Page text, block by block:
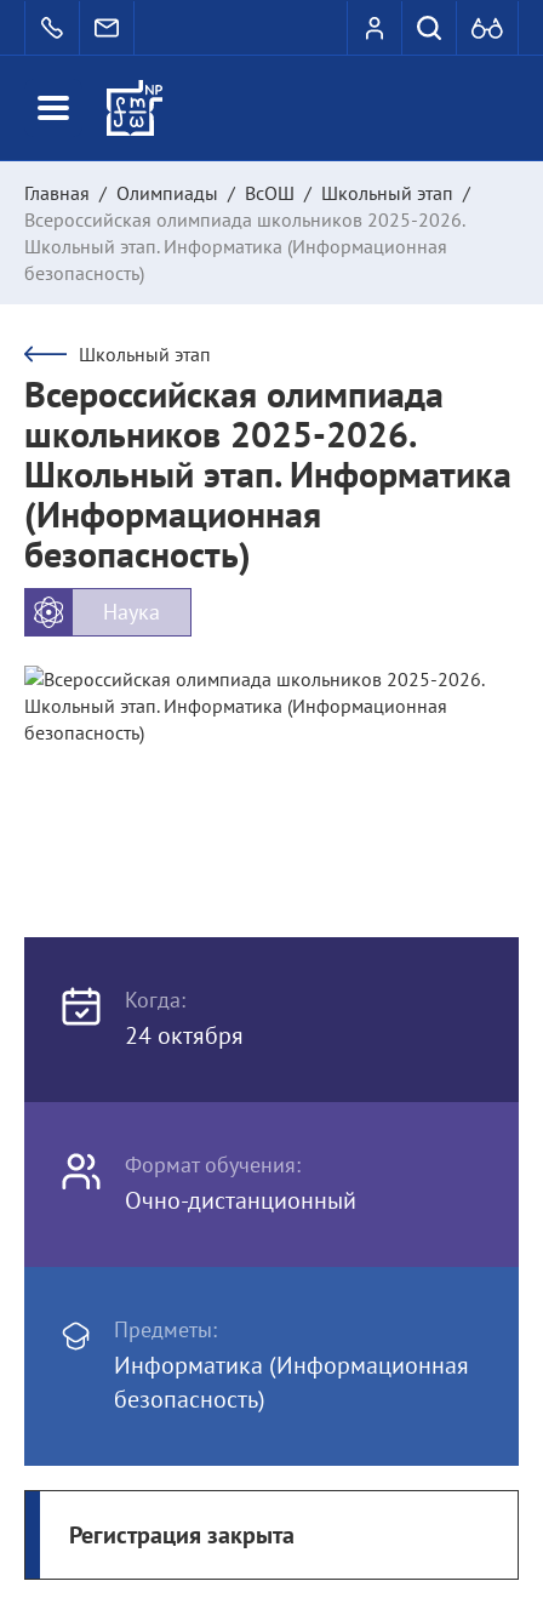
Главная / Олимпиады / ВсОШ / Школьный этап /
Всероссийская олимпиада школьников 2025-2026.
Школьный этап. Информатика (Информационная
безопасность)
Школьный этап
Всероссийская олимпиада
школьников 2025-2026.
Школьный этап. Информатика
(Информационная
безопасность)
Наука
Когда:
24 октября
Формат обучения:
Очно-дистанционный
Предметы:
Информатика (Информационная
безопасность)
Регистрация закрыта